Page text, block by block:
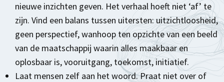
nieuwe inzichten geven. Het verhaal hoeft niet ‘af’ te
zijn. Vind een balans tussen uitersten: uitzichtloosheid,
geen perspectief, wanhoop ten opzichte van een beeld
van de maatschappij waarin alles maakbaar en
oplosbaar is, vooruitgang, toekomst, initiatief.
Laat mensen zelf aan het woord. Praat niet over of